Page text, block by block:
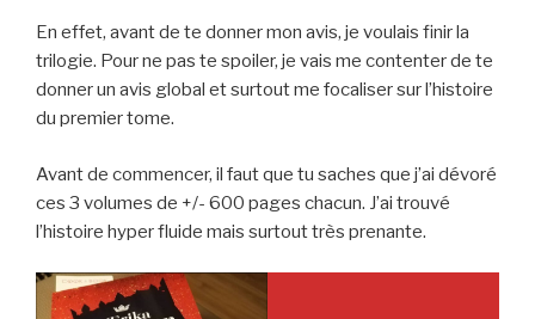
En effet, avant de te donner mon avis, je voulais finir la
trilogie. Pour ne pas te spoiler, je vais me contenter de te
donner un avis global et surtout me focaliser sur l’histoire
du premier tome.
Avant de commencer, il faut que tu saches que j’ai dévoré
ces 3 volumes de +/- 600 pages chacun. J’ai trouvé
l’histoire hyper fluide mais surtout très prenante.